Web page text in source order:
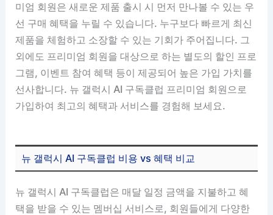
미엄 회원은 새로운 제품 출시 시 먼저 만나볼 수 있는 우
선 구매 혜택을 누릴 수 있습니다. 누구보다 빠르게 최신
제품을 체험하고 소장할 수 있는 기회가 주어집니다. 그
외에도 프리미엄 회원을 대상으로 하는 별도의 할인 프로
그램, 이벤트 참여 혜택 등이 제공되어 높은 가입 가치를
선사합니다. 뉴 갤럭시 AI 구독클럽 프리미엄 회원으로
가입하여 최고의 혜택과 서비스를 경험해 보세요.
뉴 갤럭시 AI 구독클럽 비용 vs 혜택 비교
뉴 갤럭시 AI 구독클럽은 매달 일정 금액을 지불하고 혜
택을 받을 수 있는 멤버십 서비스로, 회원들에게 다양한